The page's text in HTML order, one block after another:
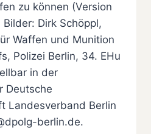
zu können (Version
Dirk Schöppl,
Waffen und Munition
Polizei Berlin, 34. EHu
in der
Deutsche
Landesverband Berlin
berlin.de.